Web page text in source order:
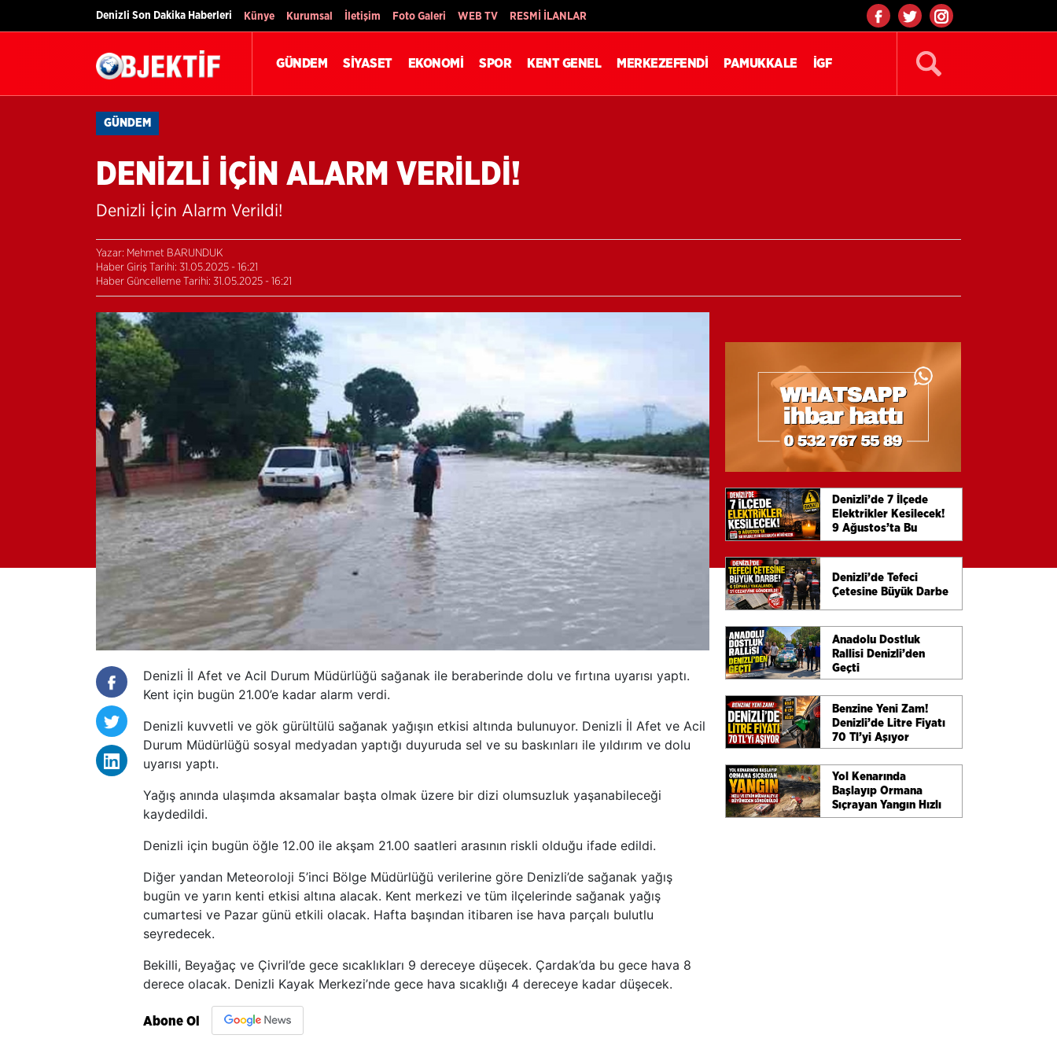
Denizli Son Dakika Haberleri Künye Kurumsal İletişim Foto Galeri WEB TV RESMİ İLANLAR
GÜNDEM SİYASET EKONOMİ SPOR KENT GENEL MERKEZEFENDİ PAMUKKALE İGF
GÜNDEM
DENİZLİ İÇİN ALARM VERİLDİ!
Denizli İçin Alarm Verildi!
Yazar: Mehmet BARUNDUK
Haber Giriş Tarihi: 31.05.2025 - 16:21
Haber Güncelleme Tarihi: 31.05.2025 - 16:21
Denizli İl Afet ve Acil Durum Müdürlüğü sağanak ile beraberinde dolu ve fırtına uyarısı yaptı.
Kent için bugün 21.00’e kadar alarm verdi.
Denizli kuvvetli ve gök gürültülü sağanak yağışın etkisi altında bulunuyor. Denizli İl Afet ve Acil
Durum Müdürlüğü sosyal medyadan yaptığı duyuruda sel ve su baskınları ile yıldırım ve dolu
uyarısı yaptı.
Yağış anında ulaşımda aksamalar başta olmak üzere bir dizi olumsuzluk yaşanabileceği
kaydedildi.
Denizli için bugün öğle 12.00 ile akşam 21.00 saatleri arasının riskli olduğu ifade edildi.
Diğer yandan Meteoroloji 5’inci Bölge Müdürlüğü verilerine göre Denizli’de sağanak yağış
bugün ve yarın kenti etkisi altına alacak. Kent merkezi ve tüm ilçelerinde sağanak yağış
cumartesi ve Pazar günü etkili olacak. Hafta başından itibaren ise hava parçalı bulutlu
seyredecek.
Bekilli, Beyağaç ve Çivril’de gece sıcaklıkları 9 dereceye düşecek. Çardak’da bu gece hava 8
derece olacak. Denizli Kayak Merkezi’nde gece hava sıcaklığı 4 dereceye kadar düşecek.
Abone Ol
Denizli’de 7 İlçede
Elektrikler Kesilecek!
9 Ağustos’ta Bu
Mahalleler Karanlığa
Bürünecek
Denizli’de Tefeci
Çetesine Büyük Darbe
Anadolu Dostluk
Rallisi Denizli’den
Geçti
Benzine Yeni Zam!
Denizli’de Litre Fiyatı
70 Tl’yi Aşıyor
Yol Kenarında
Başlayıp Ormana
Sıçrayan Yangın Hızlı
Ve Etkin Müdahaleyle